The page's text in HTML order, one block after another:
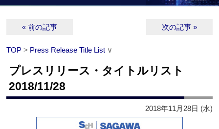
« 前の記事 次の記事 »
TOP > Press Release Title List ∨
プレスリリース・タイトルリスト
2018/11/28
2018年11月28日 (水)